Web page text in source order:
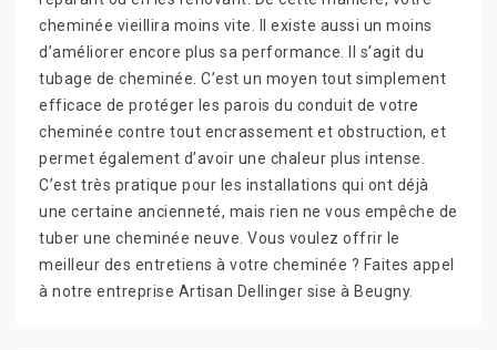
cheminée vieillira moins vite. Il existe aussi un moins
d’améliorer encore plus sa performance. Il s’agit du
tubage de cheminée. C’est un moyen tout simplement
efficace de protéger les parois du conduit de votre
cheminée contre tout encrassement et obstruction, et
permet également d’avoir une chaleur plus intense.
C’est très pratique pour les installations qui ont déjà
une certaine ancienneté, mais rien ne vous empêche de
tuber une cheminée neuve. Vous voulez offrir le
meilleur des entretiens à votre cheminée ? Faites appel
à notre entreprise Artisan Dellinger sise à Beugny.